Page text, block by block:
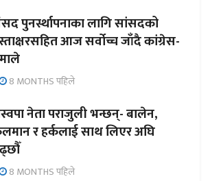
पुनर्स्थापनाका लागि सांसदको
आज सर्वोच्च जाँदै कांग्रेस-
8 MONTHS पहिले
नेता पराजुली भन्छन्- बालेन,
र हर्कलाई साथ लिएर अघि
8 MONTHS पहिले